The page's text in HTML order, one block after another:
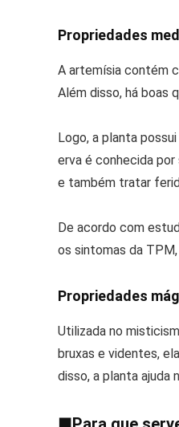
Propriedades
A artemísia contém
Além disso, há boas
Logo, a planta
erva é conhecida
e também tratar
De acordo com
os sintomas da
Propriedades
Utilizada no
bruxas e videntes,
disso, a planta ajuda